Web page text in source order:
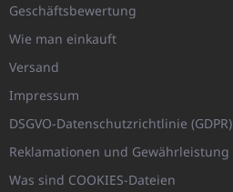
Geschäftsbewertung
Wie man einkauft
Versand
Impressum
DSGVO-Datenschutzrichtlinie (GDPR)
Reklamationen und Gewährleistung
Was sind COOKIES-Dateien